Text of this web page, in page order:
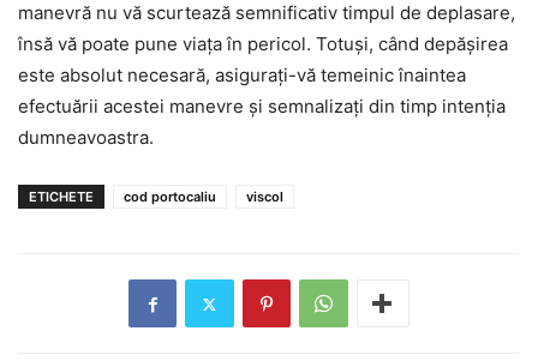
manevră nu vă scurtează semnificativ timpul de deplasare,
însă vă poate pune viaţa în pericol. Totuşi, când depăşirea
este absolut necesară, asiguraţi-vă temeinic înaintea
efectuării acestei manevre şi semnalizaţi din timp intenţia
dumneavoastra.
ETICHETE cod portocaliu viscol